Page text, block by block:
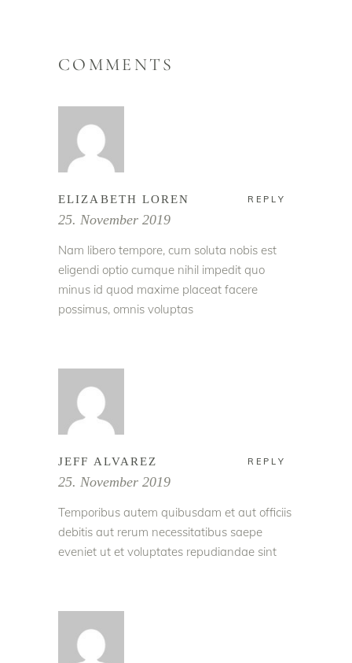
COMMENTS
ELIZABETH LOREN REPLY
25. November 2019
Nam libero tempore, cum soluta nobis est
eligendi optio cumque nihil impedit quo
minus id quod maxime placeat facere
possimus, omnis voluptas
JEFF ALVAREZ REPLY
25. November 2019
Temporibus autem quibusdam et aut officiis
debitis aut rerum necessitatibus saepe
eveniet ut et voluptates repudiandae sint